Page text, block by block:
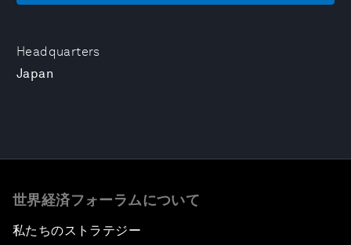
Headquarters
Japan
世界経済フォーラムについて
私たちのストラテジー